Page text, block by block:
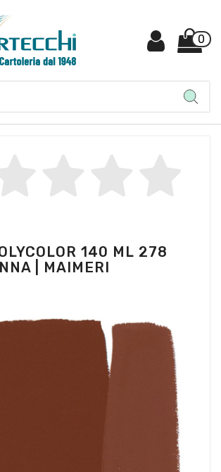
0
140 ML 278
| MAIMERI